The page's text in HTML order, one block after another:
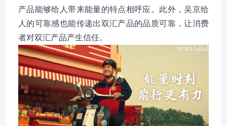
产品能够给人带来能量的特点相呼应。此外，吴京给
人的可靠感也能传递出双汇产品的品质可靠，让消费
者对双汇产品产生信任。